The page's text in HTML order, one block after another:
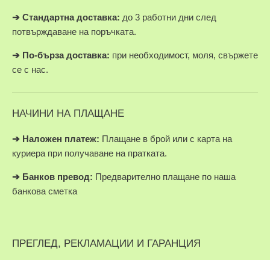
➔ Стандартна доставка: до 3 работни дни след
потвърждаване на поръчката.
➔ По-бърза доставка: при необходимост, моля, свържете
се с нас.
НАЧИНИ НА ПЛАЩАНЕ
➔ Наложен платеж: Плащане в брой или с карта на
куриера при получаване на пратката.
➔ Банков превод: Предварително плащане по наша
банкова сметка
ПРЕГЛЕД, РЕКЛАМАЦИИ И ГАРАНЦИЯ